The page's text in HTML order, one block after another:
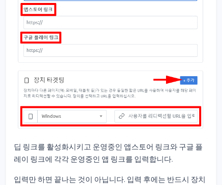
딥 링크를 활성화시키고 운영중인 앱스토어 링크와 구글 플
레이 링크에 각각 운영중인 앱 링크를 입력합니다.
입력만 하면 끝나는 것이 아닙니다. 입력 후에는 반드시 장치